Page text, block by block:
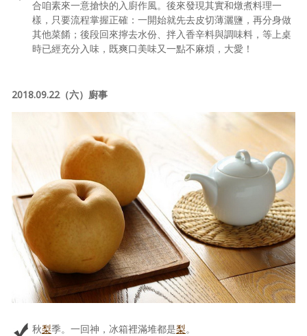
合咱素來一意搶快的入廚作風。後來發現其實和燉煮料理一
樣，只要流程掌握正確：一開始就先去皮切薄灑鹽，再分身做
其他菜餚；後段回來擰去水份、拌入香辛料與調味料，等上桌
時已經充分入味，既爽口美味又一點不麻煩，大愛！
2018.09.22（六）廚事
秋梨季。一回神，冰箱裡滿堆都是梨。